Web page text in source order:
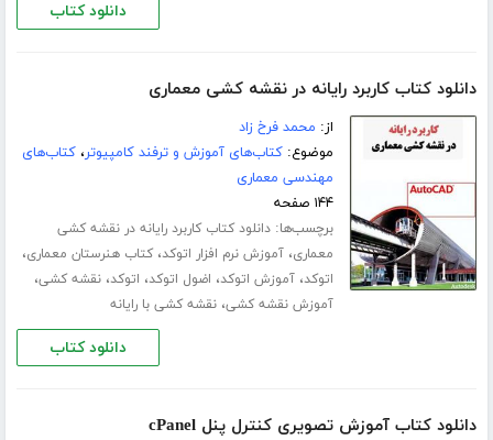
دانلود کتاب
دانلود کتاب کاربرد رایانه در نقشه کشی معماری
از: محمد فرخ زاد
موضوع:کتاب‌های آموزش و ترفند کامپیوتر،کتاب‌های
مهندسی معماری
۱۴۴ صفحه
برچسب‌ها:دانلود کتاب کاربرد رایانه در نقشه کشی
معماری،آموزش نرم افزار اتوکد،کتاب هنرستان معماری،
اتوکد،آموزش اتوکد، اضول اتوکد، اتوکد،نقشه کشی،
آموزش نقشه کشی،نقشه کشی با رایانه
دانلود کتاب
دانلود کتاب آموزش تصویری کنترل پنل cPanel